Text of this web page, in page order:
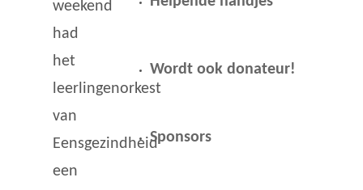
weekend
had
het
leerlingenorkest
van
Eensgezindheid
een
Wordt ook donateur!
Sponsors